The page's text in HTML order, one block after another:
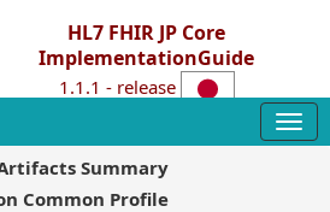
HL7 FHIR JP Core
ImplementationGuide
1.1.1 - release
Summary
Common Profile